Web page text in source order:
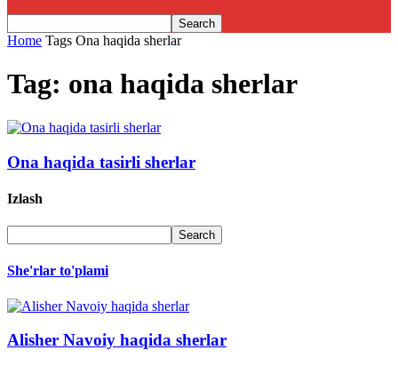
Home Tags Ona haqida sherlar
Tag: ona haqida sherlar
Ona haqida tasirli sherlar
Izlash
She'rlar to'plami
Alisher Navoiy haqida sherlar